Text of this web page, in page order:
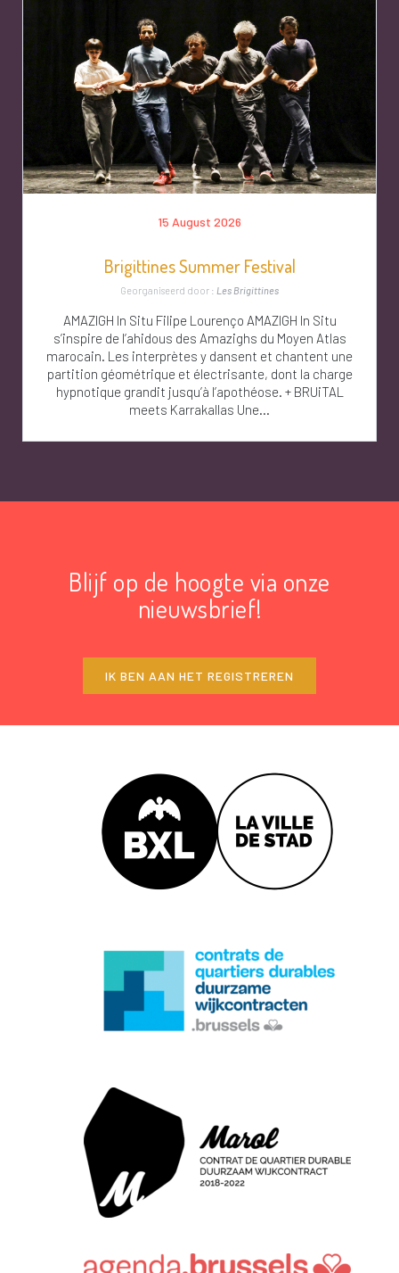
15 August 2026
Brigittines Summer Festival
Georganiseerd door : Les Brigittines
AMAZIGH In Situ Filipe Lourenço AMAZIGH In Situ
s’inspire de l’ahidous des Amazighs du Moyen Atlas
marocain. Les interprètes y dansent et chantent une
partition géométrique et électrisante, dont la charge
hypnotique grandit jusqu’à l’apothéose. + BRUiTAL
meets Karrakallas Une...
Blijf op de hoogte via onze
nieuwsbrief!
IK BEN AAN HET REGISTREREN